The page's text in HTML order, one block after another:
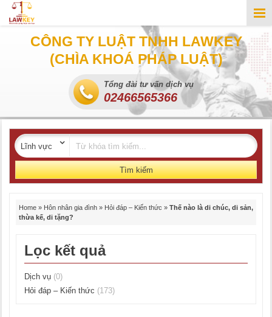
CÔNG TY LUẬT TNHH LAWKEY
(CHÌA KHOÁ PHÁP LUẬT)
Tổng đài tư vấn dịch vụ
02466565366
Tìm kiếm
Home » Hôn nhân gia đình » Hỏi đáp – Kiến thức » Thế nào là di chúc, di sản,
thừa kế, di tặng?
Lọc kết quả
Dịch vụ (0)
Hỏi đáp – Kiến thức (173)